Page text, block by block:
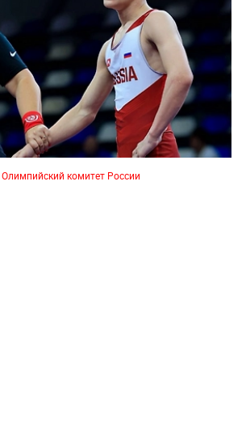
Олимпийский комитет России